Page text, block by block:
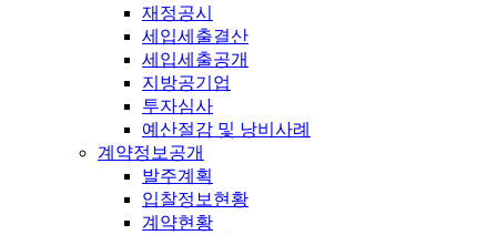
재정공시
세입세출결산
세입세출공개
지방공기업
투자심사
예산절감 및 낭비사례
계약정보공개
발주계획
입찰정보현황
계약현황